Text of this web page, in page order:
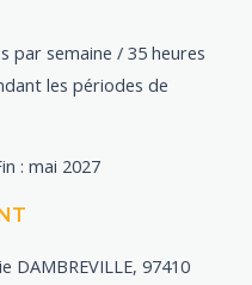
par semaine / 35 heures
les périodes de
: mai 2027
DAMBREVILLE, 97410